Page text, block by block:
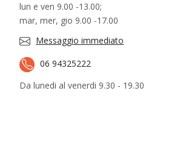
lun e ven 9.00 -13.00;
mar, mer, gio 9.00 -17.00
Messaggio immediato
06 94325222
Da lunedi al venerdi 9.30 - 19.30